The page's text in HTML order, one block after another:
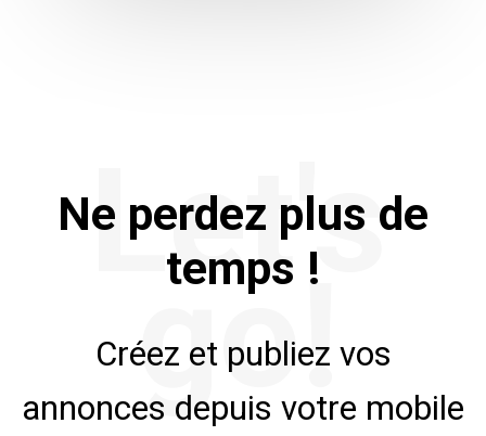
Let's
go!
Ne perdez plus de
temps !
Créez et publiez vos
annonces depuis votre mobile